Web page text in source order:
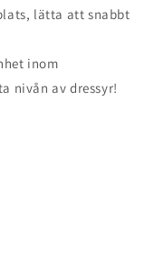
lätta att snabbt
inom
nivån av dressyr!